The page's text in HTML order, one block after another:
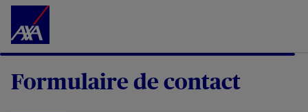
Accéder au Contenu
Formulaire de contact